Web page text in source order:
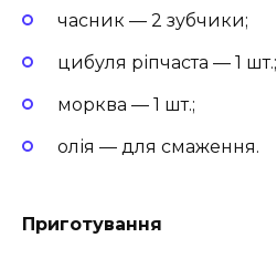
часник — 2 зубчики;
цибуля ріпчаста — 1 шт.;
морква — 1 шт.;
олія — для смаження.
Приготування